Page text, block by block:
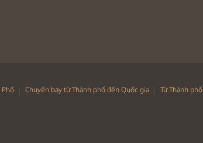
Phố | Chuyến bay từ Thành phố đến Quốc gia | Từ Thành phố